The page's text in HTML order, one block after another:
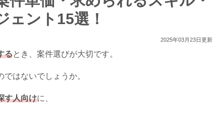
ェント15選！
2025年03月23日更新
るとき、案件選びが大切です。
はないでしょうか。
す人向けに、